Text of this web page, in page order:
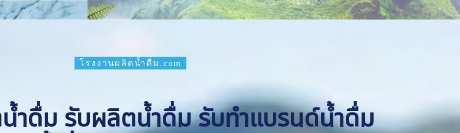
โรงงานผลิตน้ำดื่ม.com
น้ำดื่ม รับผลิตน้ำดื่ม รับทำแบรนด์น้ำดื่ม